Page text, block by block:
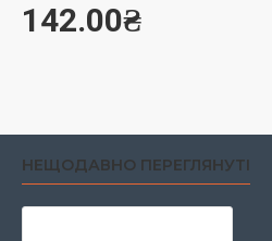
142.00₴
НЕЩОДАВНО ПЕРЕГЛЯНУТІ